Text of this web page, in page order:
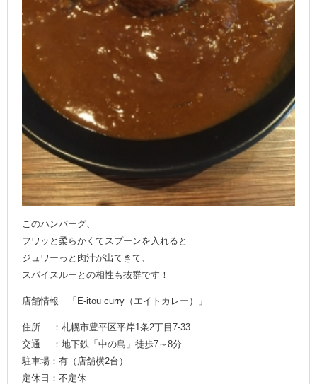
このハンバーグ、
フワッと柔らかくてスプーンを入れると
ジュワーっと肉汁が出てきて、
スパイスルーとの相性も抜群です！
店舗情報 「E-itou curry（エイトカレー）」
住所 ：札幌市豊平区平岸1条2丁目7-33
交通 ：地下鉄「中の島」徒歩7～8分
駐車場：有（店舗横2台）
定休日：不定休